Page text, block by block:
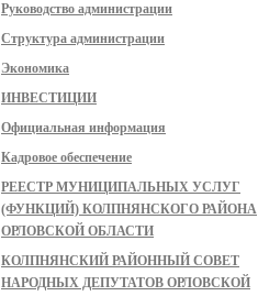
Руководство администрации
Структура администрации
Экономика
ИНВЕСТИЦИИ
Официальная информация
Кадровое обеспечение
РЕЕСТР МУНИЦИПАЛЬНЫХ УСЛУГ
(ФУНКЦИЙ) КОЛПНЯНСКОГО РАЙОНА
ОРЛОВСКОЙ ОБЛАСТИ
КОЛПНЯНСКИЙ РАЙОННЫЙ СОВЕТ
НАРОДНЫХ ДЕПУТАТОВ ОРЛОВСКОЙ